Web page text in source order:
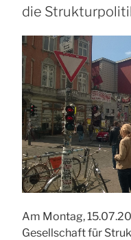
die
Am Montag,
Gesellschaft für